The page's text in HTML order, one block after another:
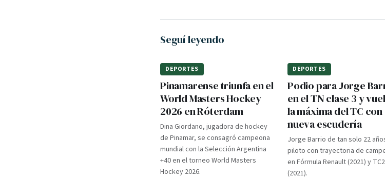
Seguí leyendo
DEPORTES
Pinamarense triunfa en el
World Masters Hockey
2026 en Róterdam
Dina Giordano, jugadora de hockey
de Pinamar, se consagró campeona
mundial con la Selección Argentina
+40 en el torneo World Masters
Hockey 2026.
DEPORTES
Podio para Jorge
en el TN clase 3 y
la máxima del TC con
nueva escudería
Jorge Barrio de tan solo 22
piloto con trayectoria de
en Fórmula Renault (2021) y
(2021).